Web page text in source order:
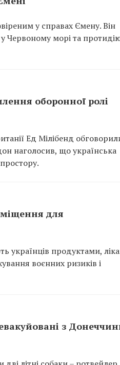
у справах Ємену. Він
Червоному морі та
оборонної ролі
Ед Мілібенд
наголосив, що українська
для
українців продуктами,
воєнних ризиків і
з